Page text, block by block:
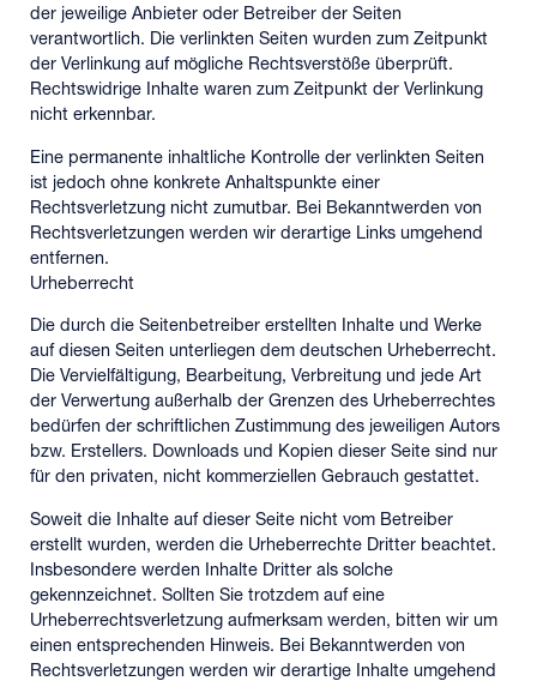
der jeweilige Anbieter oder Betreiber der Seiten
verantwortlich. Die verlinkten Seiten wurden zum Zeitpunkt
der Verlinkung auf mögliche Rechtsverstöße überprüft.
Rechtswidrige Inhalte waren zum Zeitpunkt der Verlinkung
nicht erkennbar.
Eine permanente inhaltliche Kontrolle der verlinkten Seiten
ist jedoch ohne konkrete Anhaltspunkte einer
Rechtsverletzung nicht zumutbar. Bei Bekanntwerden von
Rechtsverletzungen werden wir derartige Links umgehend
entfernen.
Urheberrecht
Die durch die Seitenbetreiber erstellten Inhalte und Werke
auf diesen Seiten unterliegen dem deutschen Urheberrecht.
Die Vervielfältigung, Bearbeitung, Verbreitung und jede Art
der Verwertung außerhalb der Grenzen des Urheberrechtes
bedürfen der schriftlichen Zustimmung des jeweiligen Autors
bzw. Erstellers. Downloads und Kopien dieser Seite sind nur
für den privaten, nicht kommerziellen Gebrauch gestattet.
Soweit die Inhalte auf dieser Seite nicht vom Betreiber
erstellt wurden, werden die Urheberrechte Dritter beachtet.
Insbesondere werden Inhalte Dritter als solche
gekennzeichnet. Sollten Sie trotzdem auf eine
Urheberrechtsverletzung aufmerksam werden, bitten wir um
einen entsprechenden Hinweis. Bei Bekanntwerden von
Rechtsverletzungen werden wir derartige Inhalte umgehend